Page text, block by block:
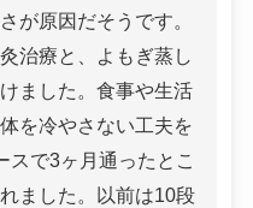
が原因だそうです。
治療と、よもぎ蒸し
ました。食事や生活
を冷やさない工夫を
スで3ヶ月通ったとこ
ました。以前は10段